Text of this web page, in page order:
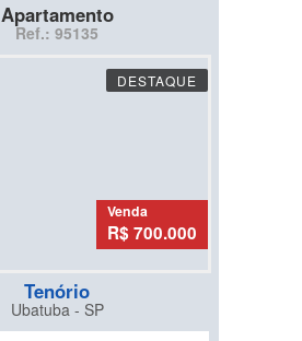
Apartamento
Ref.: 95135
DESTAQUE
Venda
R$ 700.000
Tenório
Ubatuba - SP